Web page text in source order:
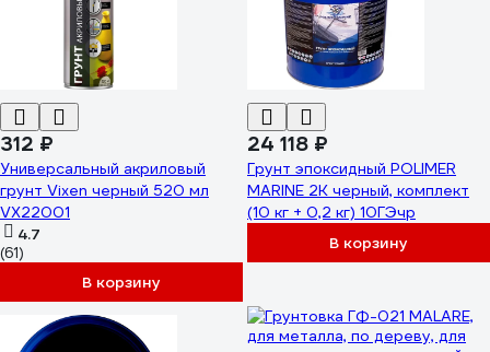
312 ₽
Универсальный акриловый
грунт Vixen черный 520 мл
VX22001
4.7
(61)
В корзину
24 118 ₽
Грунт эпоксидный POLIMER
MARINE 2К черный, комплект
(10 кг + 0,2 кг) 10ГЭчр
В корзину